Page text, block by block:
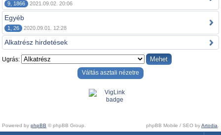
9, 1866 2021.09.02. 20:06
Egyéb
1, 26 2020.09.01. 12:28
Alkatrész hirdetések
Ugrás:
Váltás asztali nézetre
Powered by phpBB © phpBB Group. phpBB Mobile / SEO byArtodia.